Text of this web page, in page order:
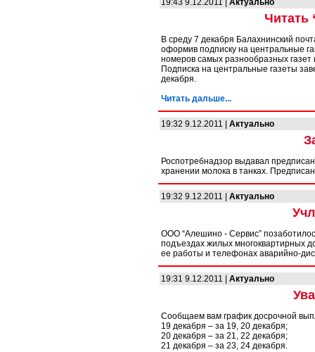
19:43 9.12.2011 | Актуально
Читать
В среду 7 декабря Балахнинский
оформив подписку на центральные
номеров самых разнообразных газет
Подписка на центральные газеты
декабря.
Читать дальше...
19:32 9.12.2011 | Актуально
Роспотребнадзор выдавал
хранении молока в танках.
19:32 9.12.2011 | Актуально
ООО “Алешино - Сервис”
подъездах жилых многоквартирных
ее работы и телефонах аварийно-
19:31 9.12.2011 | Актуально
Сообщаем вам график досрочной
19 декабря – за 19, 20 декабря;
20 декабря – за 21, 22 декабря;
21 декабря – за 23, 24 декабря.